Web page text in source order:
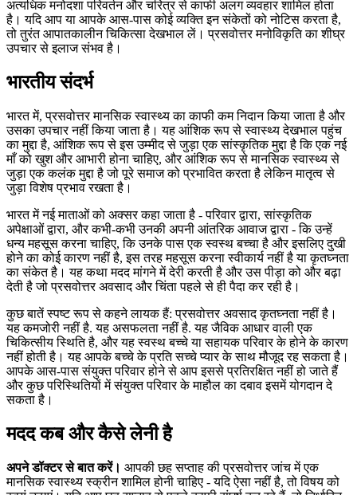
अत्यधिक मनोदशा परिवर्तन और चरित्र से काफी अलग व्यवहार शामिल होता
है। यदि आप या आपके आस-पास कोई व्यक्ति इन संकेतों को नोटिस करता है,
तो तुरंत आपातकालीन चिकित्सा देखभाल लें। प्रसवोत्तर मनोविकृति का शीघ्र
उपचार से इलाज संभव है।
भारतीय संदर्भ
भारत में, प्रसवोत्तर मानसिक स्वास्थ्य का काफी कम निदान किया जाता है और
उसका उपचार नहीं किया जाता है। यह आंशिक रूप से स्वास्थ्य देखभाल पहुंच
का मुद्दा है, आंशिक रूप से इस उम्मीद से जुड़ा एक सांस्कृतिक मुद्दा है कि एक नई
माँ को खुश और आभारी होना चाहिए, और आंशिक रूप से मानसिक स्वास्थ्य से
जुड़ा एक कलंक मुद्दा है जो पूरे समाज को प्रभावित करता है लेकिन मातृत्व से
जुड़ा विशेष प्रभाव रखता है।
भारत में नई माताओं को अक्सर कहा जाता है - परिवार द्वारा, सांस्कृतिक
अपेक्षाओं द्वारा, और कभी-कभी उनकी अपनी आंतरिक आवाज द्वारा - कि उन्हें
धन्य महसूस करना चाहिए, कि उनके पास एक स्वस्थ बच्चा है और इसलिए दुखी
होने का कोई कारण नहीं है, इस तरह महसूस करना स्वीकार्य नहीं है या कृतघ्नता
का संकेत है। यह कथा मदद मांगने में देरी करती है और उस पीड़ा को और बढ़ा
देती है जो प्रसवोत्तर अवसाद और चिंता पहले से ही पैदा कर रही है।
कुछ बातें स्पष्ट रूप से कहने लायक हैं: प्रसवोत्तर अवसाद कृतघ्नता नहीं है।
यह कमजोरी नहीं है. यह असफलता नहीं है. यह जैविक आधार वाली एक
चिकित्सीय स्थिति है, और यह स्वस्थ बच्चे या सहायक परिवार के होने के कारण
नहीं होती है। यह आपके बच्चे के प्रति सच्चे प्यार के साथ मौजूद रह सकता है।
आपके आस-पास संयुक्त परिवार होने से आप इससे प्रतिरक्षित नहीं हो जाते हैं
और कुछ परिस्थितियों में संयुक्त परिवार के माहौल का दबाव इसमें योगदान दे
सकता है।
मदद कब और कैसे लेनी है
अपने डॉक्टर से बात करें। आपकी छह सप्ताह की प्रसवोत्तर जांच में एक
मानसिक स्वास्थ्य स्क्रीन शामिल होनी चाहिए - यदि ऐसा नहीं है, तो विषय को